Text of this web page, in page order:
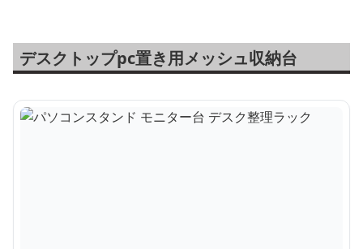
デスクトップpc置き用メッシュ収納台